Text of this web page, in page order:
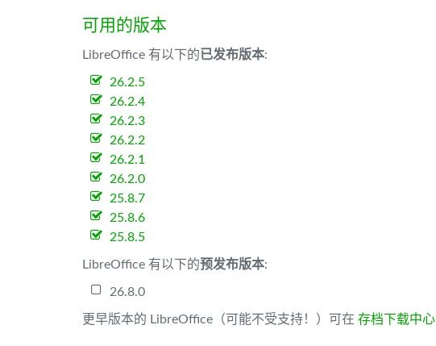
可用的版本
LibreOffice 有以下的已发布版本:
26.2.5
26.2.4
26.2.3
26.2.2
26.2.1
26.2.0
25.8.7
25.8.6
25.8.5
LibreOffice 有以下的预发布版本:
26.8.0
更早版本的 LibreOffice（可能不受支持！）可在 存档下载中心